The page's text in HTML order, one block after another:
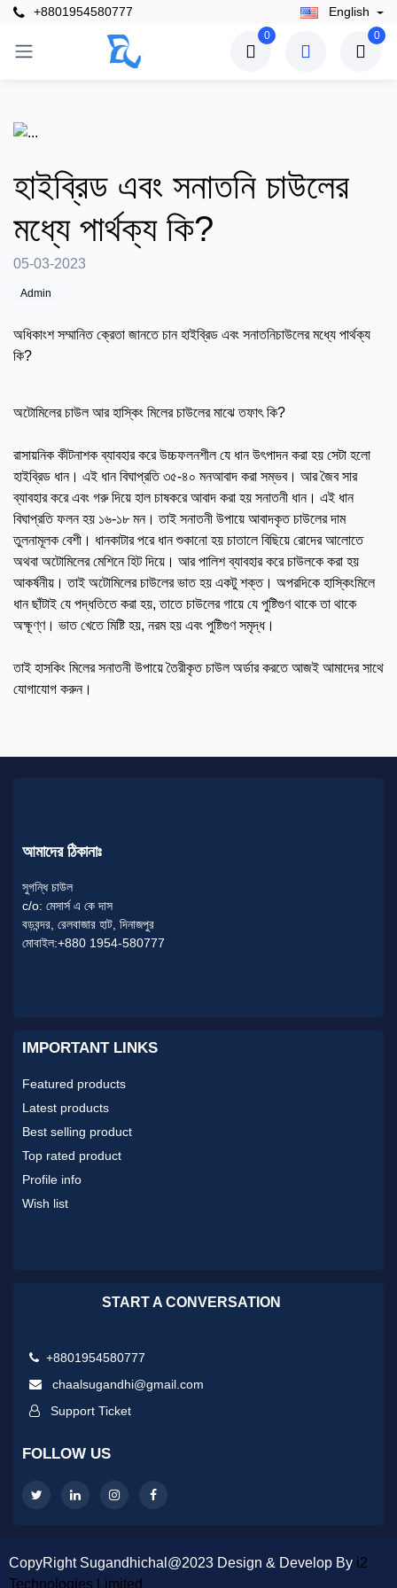
+8801954580777 English
0 0
হাইব্রিড এবং সনাতনি চাউলের
মধ্যে পার্থক্য কি?
05-03-2023
Admin
অধিকাংশ সম্মানিত ক্রেতা জানতে চান হাইব্রিড এবং সনাতনিচাউলের মধ্যে পার্থক্য
কি?
অটোমিলের চাউল আর হাস্কিং মিলের চাউলের মাঝে তফাৎ কি?
রাসায়নিক কীটনাশক ব্যাবহার করে উচ্চফলনশীল যে ধান উৎপাদন করা হয় সেটা হলো
হাইব্রিড ধান। এই ধান বিঘাপ্রতি ৩৫-৪০ মনআবাদ করা সম্ভব। আর জৈব সার
ব্যাবহার করে এবং গরু দিয়ে হাল চাষকরে আবাদ করা হয় সনাতনী ধান। এই ধান
বিঘাপ্রতি ফলন হয় ১৬-১৮ মন। তাই সনাতনী উপায়ে আবাদকৃত চাউলের দাম
তুলনামূলক বেশী। ধানকাটার পরে ধান শুকানো হয় চাতালে বিছিয়ে রোদের আলোতে
অথবা অটোমিলের মেশিনে হিট দিয়ে। আর পালিশ ব্যাবহার করে চাউলকে করা হয়
আকর্ষনীয়। তাই অটোমিলের চাউলের ভাত হয় একটু শক্ত। অপরদিকে হাস্কিংমিলে
ধান ছাঁটাই যে পদ্ধতিতে করা হয়, তাতে চাউলের গায়ে যে পুষ্টিগুণ থাকে তা থাকে
অক্ষূণ্ণ। ভাত খেতে মিষ্টি হয়, নরম হয় এবং পুষ্টিগুণ সমৃদ্ধ।
তাই হাসকিং মিলের সনাতনী উপায়ে তৈরীকৃত চাউল অর্ডার করতে আজই আমাদের সাথে
যোগাযোগ করুন।
আমাদের ঠিকানাঃ
সুগন্ধি চাউল
c/o: মেসার্স এ কে দাস
বড়বন্দর, রেলবাজার হাট, দিনাজপুর
মোবাইল:+880 1954-580777
IMPORTANT LINKS
Featured products
Latest products
Best selling product
Top rated product
Profile info
Wish list
START A CONVERSATION
+8801954580777
chaalsugandhi@gmail.com
Support Ticket
FOLLOW US
CopyRight Sugandhichal@2023 Design & Develop By i2
Technologies Limited